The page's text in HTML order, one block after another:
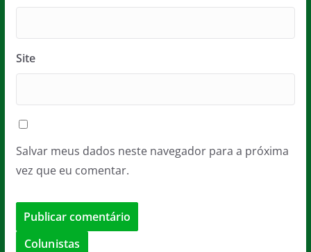
Site
Salvar meus dados neste navegador para a próxima
vez que eu comentar.
Colunistas